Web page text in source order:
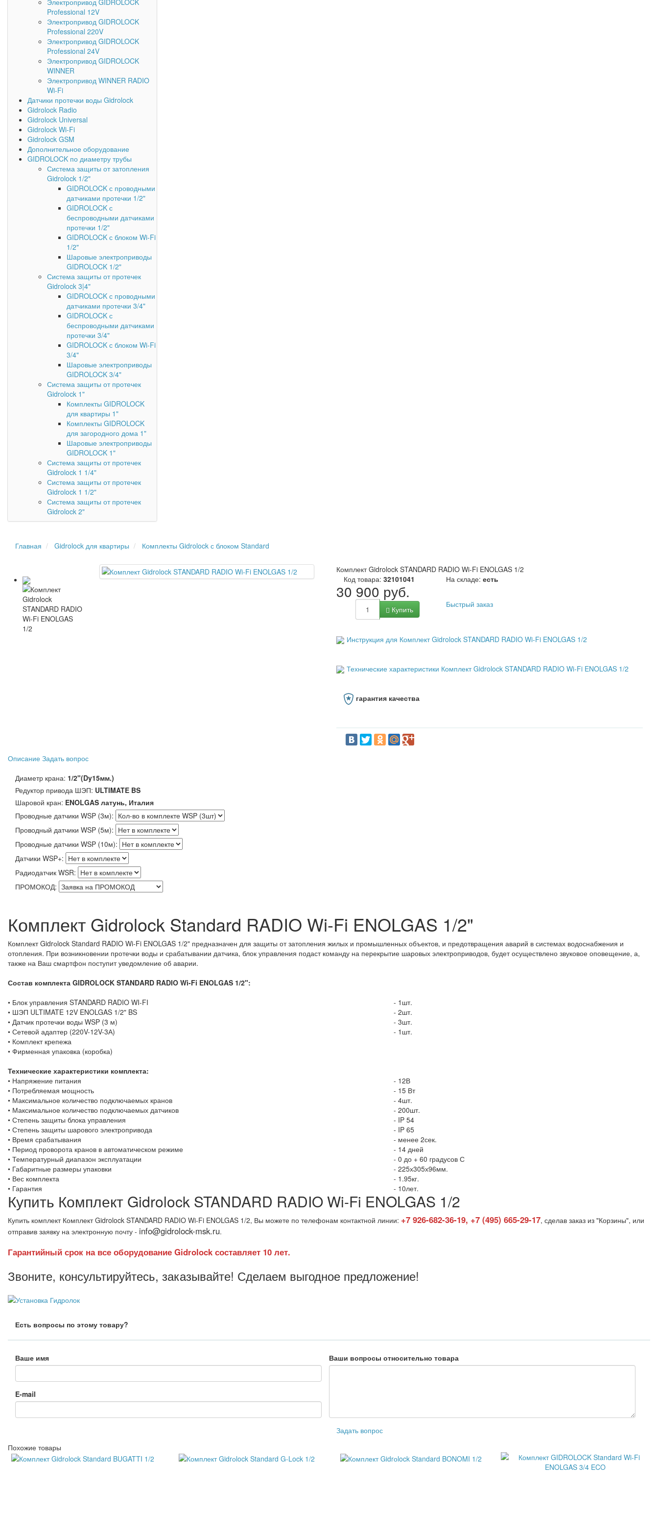
Электропривод GIDROLOCK
Professional 12V
Электропривод GIDROLOCK
Professional 220V
Электропривод GIDROLOCK
Professional 24V
Электропривод GIDROLOCK
WINNER
Электропривод WINNER RADIO
Wi-Fi
Датчики протечки воды Gidrolock
Gidrolock Radio
Gidrolock Universal
Gidrolock Wi-Fi
Gidrolock GSM
Дополнительное оборудование
GIDROLOCK по диаметру трубы
Система защиты от затопления
Gidrolock 1/2"
GIDROLOCK с проводными
датчиками протечки 1/2"
GIDROLOCK с
беспроводными датчиками
протечки 1/2"
GIDROLOCK с блоком Wi-Fi
1/2"
Шаровые электроприводы
GIDROLOCK 1/2"
Система защиты от протечек
Gidrolock 3|4"
GIDROLOCK с проводными
датчиками протечки 3/4"
GIDROLOCK с
беспроводными датчиками
протечки 3/4"
GIDROLOCK с блоком Wi-Fi
3/4"
Шаровые электроприводы
GIDROLOCK 3/4"
Система защиты от протечек
Gidrolock 1"
Комплекты GIDROLOCK
для квартиры 1"
Комплекты GIDROLOCK
для загородного дома 1"
Шаровые электроприводы
GIDROLOCK 1"
Система защиты от протечек
Gidrolock 1 1/4"
Система защиты от протечек
Gidrolock 1 1/2"
Система защиты от протечек
Gidrolock 2"
Главная Gidrolock для квартиры Комплекты Gidrolock с блоком Standard
Комплект Gidrolock STANDARD RADIO Wi-Fi ENOLGAS 1/2
Код товара: 32101041 На складе: есть
30 900 руб.
Купить
Быстрый заказ
Инструкция для Комплект Gidrolock STANDARD RADIO Wi-Fi ENOLGAS 1/2
Технические характеристики Комплект Gidrolock STANDARD RADIO Wi-Fi ENOLGAS 1/2
гарантия качества
Описание Задать вопрос
Диаметр крана: 1/2"(Dy15мм.)
Редуктор привода ШЭП: ULTIMATE BS
Шаровой кран: ENOLGAS латунь, Италия
Проводные датчики WSP (3м):
Проводный датчики WSP (5м):
Проводные датчики WSP (10м):
Датчики WSP+:
Радиодатчик WSR:
ПРОМОКОД:
Комплект Gidrоlock Standard RADIO Wi-Fi ENOLGAS 1/2"
Комплект Gidrоlock Standard RADIO Wi-Fi ENOLGAS 1/2" предназначен для защиты от затопления жилых и промышленных объектов, и предотвращения аварий в системах водоснабжения и
отопления. При возникновении протечки воды и срабатывании датчика, блок управления подаст команду на перекрытие шаровых электроприводов, будет осуществлено звуковое оповещение, а,
также на Ваш смартфон поступит уведомление об аварии.
Состав комплекта GIDROLOCK STANDARD RADIO Wi-Fi ENOLGAS 1/2":
• Блок управления STANDARD RADIO WI-FI
- 1шт.
• ШЭП ULTIMATE 12V ENOLGAS 1/2" BS
- 2шт.
• Датчик протечки воды WSP (3 м)
- 3шт.
• Сетевой адаптер (220V-12V-3А)
- 1шт.
• Комплект крепежа
• Фирменная упаковка (коробка)
Технические характеристики комплекта:
• Напряжение питания
- 12В
• Потребляемая мощность
- 15 Вт
• Максимальное количество подключаемых кранов
- 4шт.
• Максимальное количество подключаемых датчиков
- 200шт.
• Степень защиты блока управления
- IP 54
• Степень защиты шарового электропривода
- IP 65
• Время срабатывания
- менее 2сек.
• Период проворота кранов в автоматическом режиме
- 14 дней
• Температурный диапазон эксплуатации
- 0 до + 60 градусов С
• Габаритные размеры упаковки
- 225х305х96мм.
• Вес комплекта
- 1.95кг.
• Гарантия
- 10лет.
Купить Комплект Gidrolock STANDARD RADIO Wi-Fi ENOLGAS 1/2
Купить комплект Комплект Gidrolock STANDARD RADIO Wi-Fi ENOLGAS 1/2, Вы можете по телефонам контактной линии: +7 926-682-36-19, +7 (495) 665-29-17, сделав заказ из "Корзины", или
отправив заявку на электронную почту - info@gidrolock-msk.ru.
Гарантийный срок на все оборудование Gidrolock составляет 10 лет.
Звоните, консультируйтесь, заказывайте! Сделаем выгодное предложение!
Есть вопросы по этому товару?
Ваше имя
E-mail
Ваши вопросы относительно товара
Задать вопрос
Похожие товары